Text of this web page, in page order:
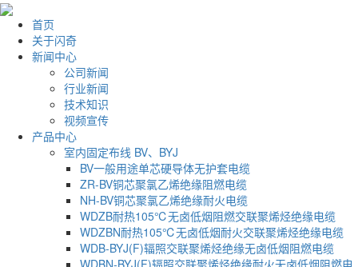
首页
关于闪奇
新闻中心
公司新闻
行业新闻
技术知识
视频宣传
产品中心
室内固定布线 BV、BYJ
BV一般用途单芯硬导体无护套电缆
ZR-BV铜芯聚氯乙烯绝缘阻燃电缆
NH-BV铜芯聚氯乙烯绝缘耐火电缆
WDZB耐热105℃无卤低烟阻燃交联聚烯烃绝缘电缆
WDZBN耐热105℃无卤低烟耐火交联聚烯烃绝缘电缆
WDB-BYJ(F)辐照交联聚烯烃绝缘无卤低烟阻燃电缆